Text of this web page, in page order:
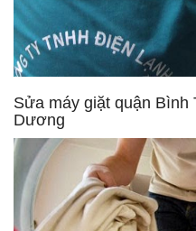
Sửa máy giặt quận Bình
Dương